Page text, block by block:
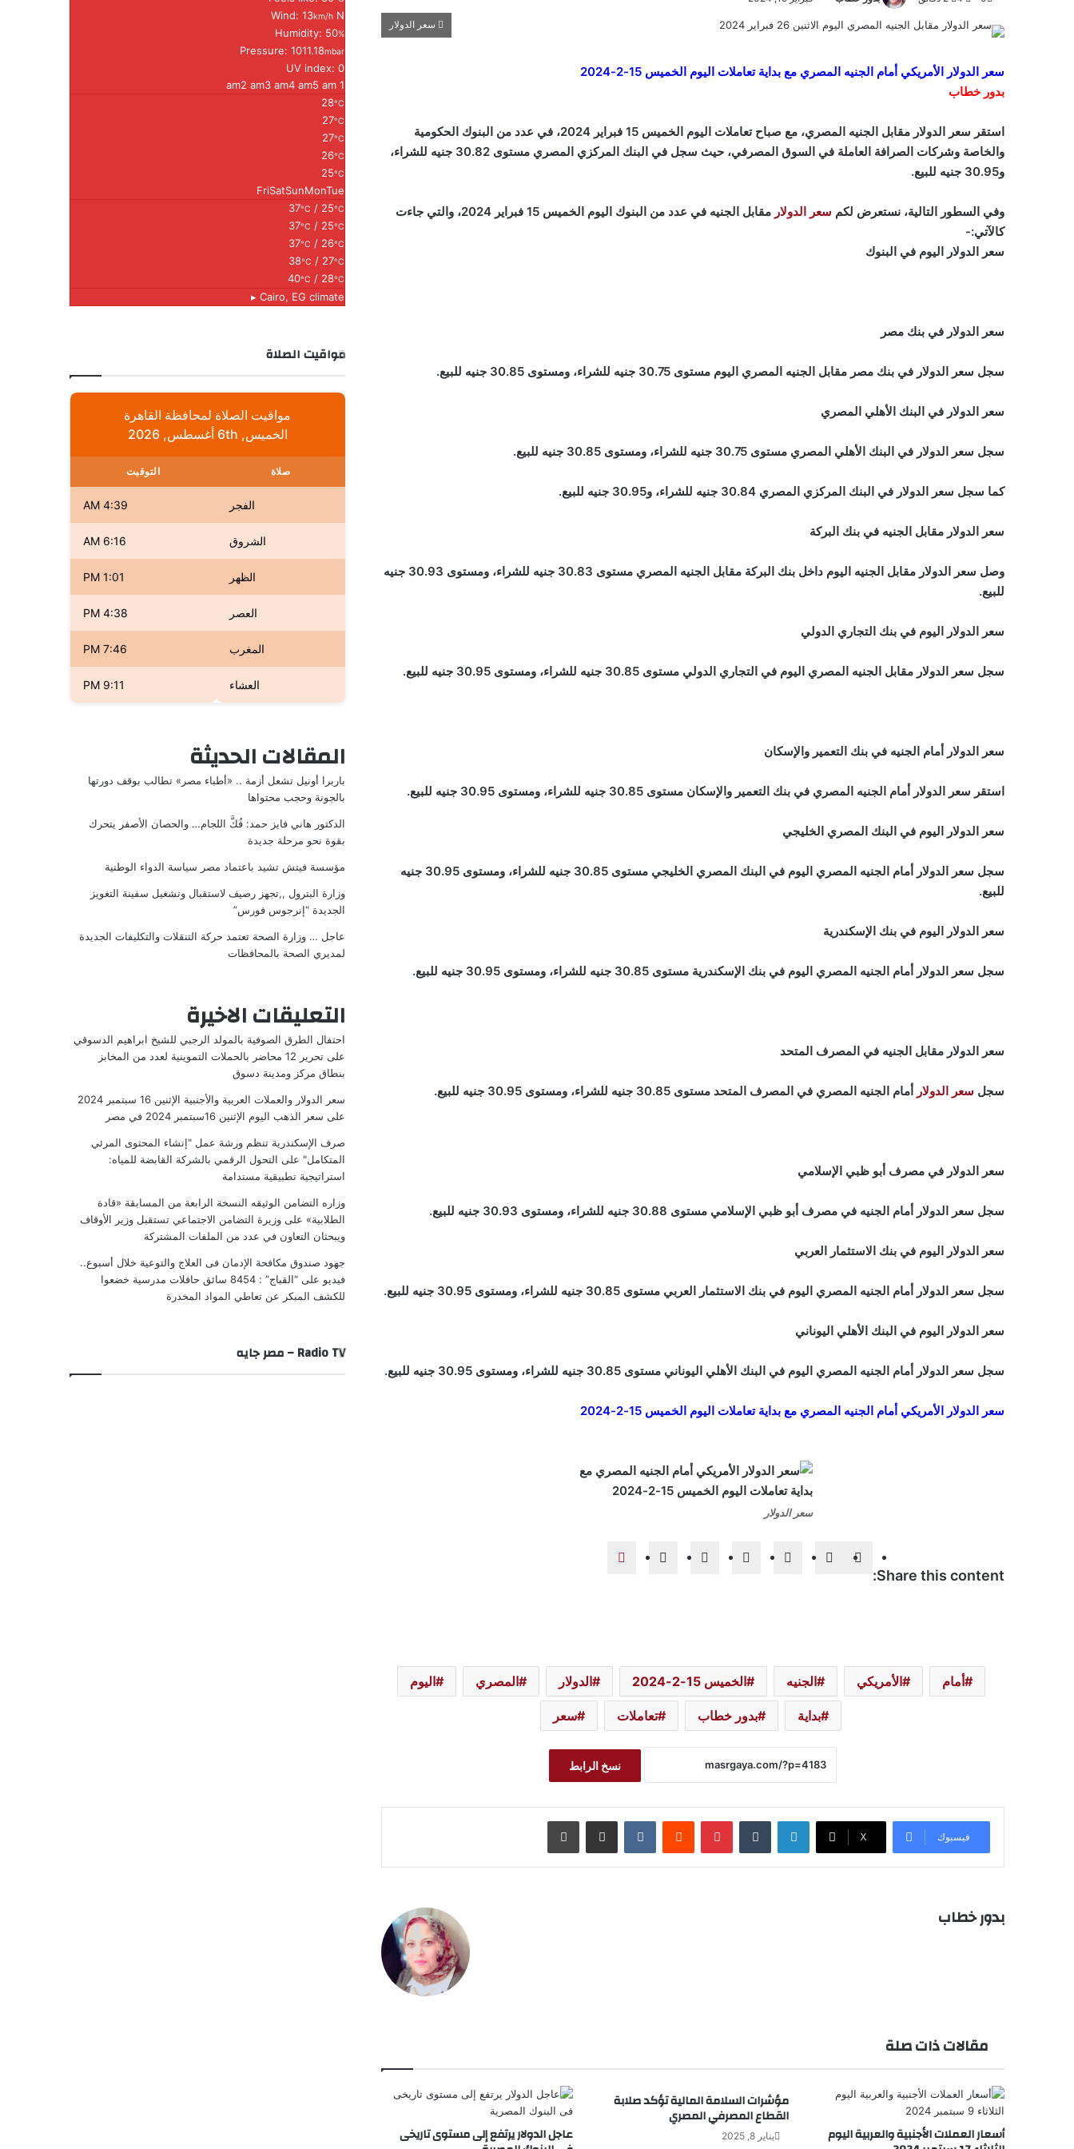
سعر الدولار
سعر الدولار الأمريكي أمام الجنيه المصري مع بداية تعاملات اليوم الخميس 15-2-2024
بدور خطاب
استقر سعر الدولار مقابل الجنيه المصري
، مع صباح تعاملات اليوم الخميس 15 فبراير 2024، في عدد من البنوك الحكومية
والخاصة وشركات الصرافة العاملة في السوق المصرفي، حيث سجل في البنك المركزي المصري مستوى 30.82 جنيه للشراء،
و30.95 جنيه للبيع.
وفي السطور التالية، نستعرض لكم سعر الدولار
مقابل الجنيه في عدد من البنوك اليوم الخميس 15 فبراير 2024، والتي جاءت
كالآتي:-
سعر الدولار اليوم في البنوك
سعر الدولار في بنك مصر
سجل سعر الدولار في بنك مصر مقابل الجنيه المصري اليوم مستوى 30.75 جنيه للشراء، ومستوى 30.85 جنيه للبيع.
سعر الدولار في البنك الأهلي المصري
سجل سعر الدولار في البنك الأهلي المصري مستوى 30.75 جنيه للشراء، ومستوى 30.85 جنيه للبيع.
كما سجل سعر الدولار في البنك المركزي المصري 30.84 جنيه للشراء، و30.95 جنيه للبيع.
سعر الدولار مقابل الجنيه في بنك البركة
وصل سعر الدولار مقابل الجنيه اليوم داخل بنك البركة مقابل الجنيه المصري مستوى 30.83 جنيه للشراء، ومستوى 30.93 جنيه
للبيع.
سعر الدولار اليوم في بنك التجاري الدولي
سجل سعر الدولار مقابل الجنيه المصري اليوم في التجاري الدولي مستوى 30.85 جنيه للشراء، ومستوى 30.95 جنيه للبيع.
سعر الدولار أمام الجنيه في بنك التعمير والإسكان
استقر سعر الدولار أمام الجنيه المصري في بنك التعمير والإسكان مستوى 30.85 جنيه للشراء، ومستوى 30.95 جنيه للبيع.
سعر الدولار اليوم في البنك المصري الخليجي
سجل سعر الدولار أمام الجنيه المصري اليوم في البنك المصري الخليجي مستوى 30.85 جنيه للشراء، ومستوى 30.95 جنيه
للبيع.
سعر الدولار اليوم في بنك الإسكندرية
سجل سعر الدولار أمام الجنيه المصري اليوم في بنك الإسكندرية مستوى 30.85 جنيه للشراء، ومستوى 30.95 جنيه للبيع.
سعر الدولار مقابل الجنيه في المصرف المتحد
سجل سعر الدولار أمام الجنيه المصري في المصرف المتحد مستوى 30.85 جنيه للشراء، ومستوى 30.95 جنيه للبيع.
سعر الدولار في مصرف أبو ظبي الإسلامي
سجل سعر الدولار أمام الجنيه في مصرف أبو ظبي الإسلامي مستوى 30.88 جنيه للشراء، ومستوى 30.93 جنيه للبيع.
سعر الدولار اليوم في بنك الاستثمار العربي
سجل سعر الدولار أمام الجنيه المصري اليوم في بنك الاستثمار العربي مستوى 30.85 جنيه للشراء، ومستوى 30.95 جنيه للبيع.
سعر الدولار اليوم في البنك الأهلي اليوناني
سجل سعر الدولار أمام الجنيه المصري اليوم في البنك الأهلي اليوناني مستوى 30.85 جنيه للشراء، ومستوى 30.95 جنيه للبيع.
سعر الدولار الأمريكي أمام الجنيه المصري مع بداية تعاملات اليوم الخميس 15-2-2024
سعر الدولار
Share this content:
أمام الأمريكي الجنيه الخميس 15-2-2024 الدولار المصري اليوم
بداية بدور خطاب تعاملات سعر
نسخ الرابط
فيسبوك ‫X
لينكدإن بينتيريست مشاركة عبر البريد طباعة
بدور خطاب
مقالات ذات صلة
عاجل الدولار يرتفع إلى مستوى تاريخى
مؤشرات السلامة المالية تؤكد صلابة
القطاع المصرفي المصري
يناير 8, 2025 أسعار العملات الأجنبية والعربية اليوم
Wind: 13km/hN
Humidity: 50%
Pressure: 1011.18mbar
UV index: 0
1 am
2 am3 am4 am5 am
28°C
27°C
27°C
26°C
25°C
FriSatSunMonTue
37°C / 25°C
37°C / 25°C
37°C / 26°C
38°C / 27°C
40°C / 28°C
Cairo, EG climate ▸
مواقيت الصلاة
مواقيت الصلاة لمحافظة القاهرة
الخميس, 6th أغسطس, 2026
صلاة التوقيت
الفجر 4:39 AM
الشروق 6:16 AM
الظهر 1:01 PM
العصر 4:38 PM
المغرب 7:46 PM
العشاء 9:11 PM
المقالات الحديثة
باربرا أونيل تشعل أزمة .. «أطباء مصر» تطالب بوقف دورتها
بالجونة وحجب محتواها
الدكتور هاني فايز حمد: فُكَّ اللجام… والحصان الأصفر يتحرك
بقوة نحو مرحلة جديدة
مؤسسة فيتش تشيد باعتماد مصر سياسة الدواء الوطنية
وزارة البترول ,,تجهز رصيف لاستقبال وتشغيل سفينة التغويز
الجديدة “إنرجوس فورس”
عاجل … وزارة الصحة تعتمد حركة التنقلات والتكليفات الجديدة
لمديري الصحة بالمحافظات
التعليقات الاخيرة
احتفال الطرق الصوفية بالمولد الرجبي للشيخ ابراهيم الدسوقي
على
تحرير 12 محاضر بالحملات التموينية لعدد من المخابز
بنطاق مركز ومدينة دسوق
سعر الدولار والعملات العربية والأجنبية الإثنين 16 سبتمبر 2024
على سعر الذهب اليوم الإثنين 16سبتمبر 2024 في مصر
صرف الإسكندرية تنظم ورشة عمل "إنشاء المحتوى المرئي
المتكامل" على التحول الرقمي بالشركة القابضة للمياه:
استراتيجية تطبيقية مستدامة
وزاره التضامن الوثيقه النسخة الرابعة من المسابقة «قادة
الطلابية» علىوزيرة التضامن الاجتماعي تستقبل وزير الأوقاف
ويبحثان التعاون في عدد من الملفات المشتركة
جهود صندوق مكافحة الإدمان فى العلاج والتوعية خلال أسبوع..
فيديو على
“القباج” : 8454 سائق حافلات مدرسية خضعوا
للكشف المبكر عن تعاطي المواد المخدرة
Radio TV – مصر جايه